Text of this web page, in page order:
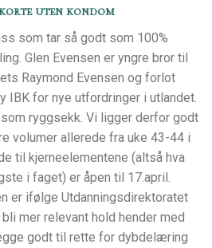
uten kondom
som tar så godt som 100%
Glen Evensen er yngre bror til
Raymond Evensen og forlot
IBK for nye utfordringer i utlandet.
ryggsekk. Vi ligger derfor godt
volumer allerede fra uke 43-44 i
til kjerneelementene (altså hva
i faget) er åpen til 17.april.
er ifølge Utdanningsdirektoratet
mer relevant hold hender med
godt til rette for dybdelæring